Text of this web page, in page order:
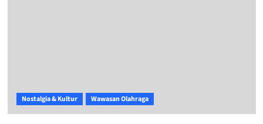
Nostalgia & Kultur Wawasan Olahraga